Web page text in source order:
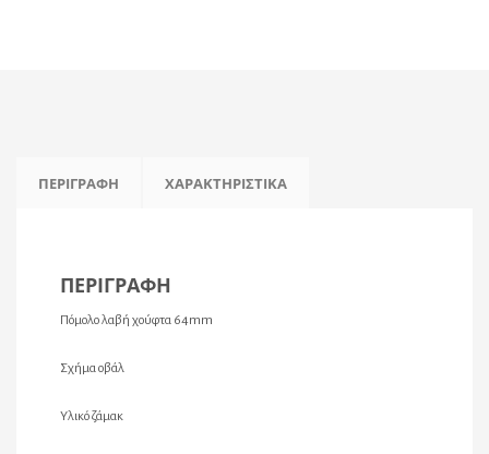
ΠΕΡΙΓΡΑΦΉ ΧΑΡΑΚΤΗΡΙΣΤΙΚΆ
ΠΕΡΙΓΡΑΦΉ
Πόμολο λαβή χούφτα 64mm
Σχήμα οβάλ
Υλικό ζάμακ